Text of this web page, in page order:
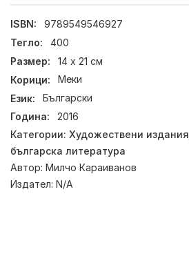
ISBN:
9789549546927
Тегло:
400
Размер:
14 х 21 см
Корици:
Меки
Език:
Български
Година:
2016
Категории: Художествени издания
българска литература
Автор: Милчо Караиванов
Издател: N/A